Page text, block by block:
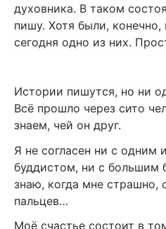
духовника. В таком
пишу. Хотя были,
сегодня одно из них.
Истории пишутся, но ни
Всё прошло через сито
знаем, чей он друг.
Я не согласен ни с одним
буддистом, ни с большим
знаю, когда мне страшно,
пальцев…
Моё счастье состоит в